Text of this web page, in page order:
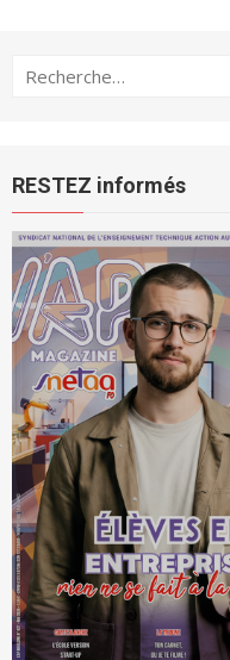
Recherche
RESTEZ informés